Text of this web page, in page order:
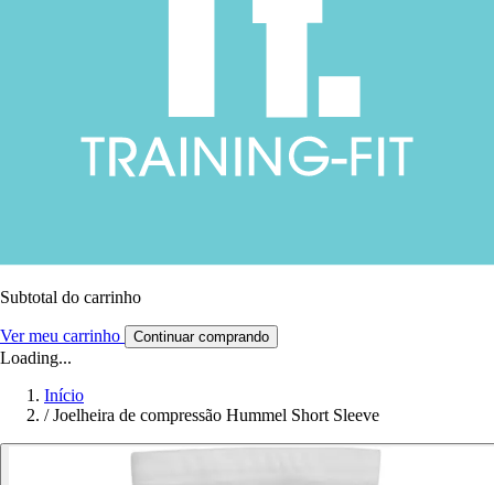
Subtotal do carrinho
Ver meu carrinho Continuar comprando
Loading...
Início
/ Joelheira de compressão Hummel Short Sleeve